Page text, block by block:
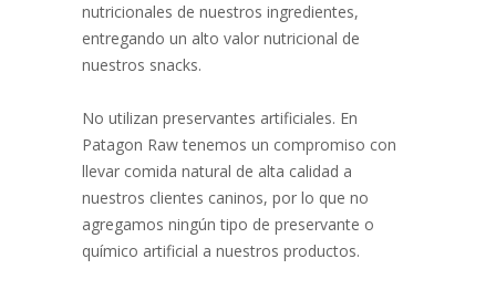
nutricionales de nuestros ingredientes,
entregando un alto valor nutricional de
nuestros snacks.
No utilizan preservantes artificiales. En
Patagon Raw tenemos un compromiso con
llevar comida natural de alta calidad a
nuestros clientes caninos, por lo que no
agregamos ningún tipo de preservante o
químico artificial a nuestros productos.